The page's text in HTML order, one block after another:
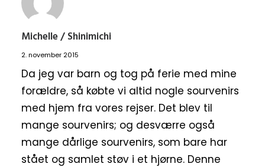
Michelle / Shinimichi
2. november 2015
Da jeg var barn og tog på ferie med mine
forældre, så købte vi altid nogle sourvenirs
med hjem fra vores rejser. Det blev til
mange sourvenirs; og desværre også
mange dårlige sourvenirs, som bare har
stået og samlet støv i et hjørne. Denne